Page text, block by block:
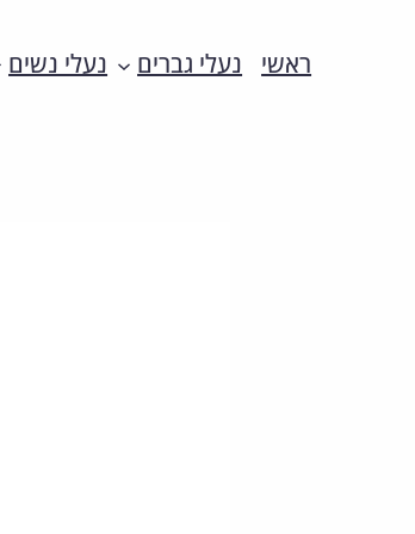
ראשי נעלי גברים נעלי נשים